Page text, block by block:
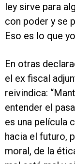
ley sirve para
con poder y se
Eso es lo que
En otras
el ex fiscal
reivindica:
entender el
es una película
hacia el futuro,
moral, de la